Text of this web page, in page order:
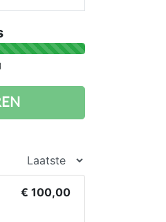
€ 100,00